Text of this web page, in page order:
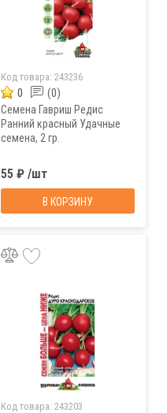
Код товара: 243236
0 (0)
Семена Гавриш Редис
Ранний красный Удачные
семена, 2 гр.
55 ₽ /шт
В КОРЗИНУ
Код товара: 243203